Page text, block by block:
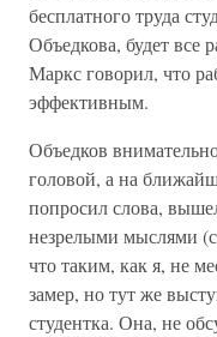
бесплатного труда
Объедкова, будет все
Маркс говорил, что
эффективным.
Объедков
головой, а на
попросил слова,
незрелыми мыслями (с
что таким, как я, не
замер, но тут же
студентка. Она, не